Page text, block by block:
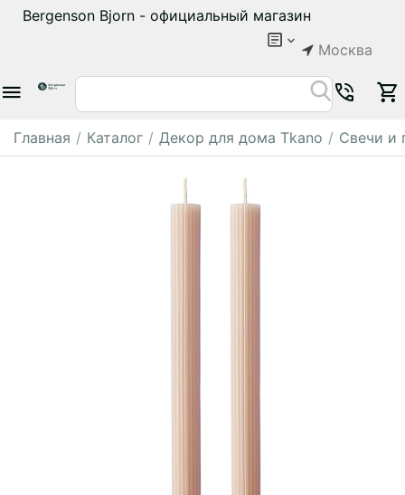
Bergenson Bjorn - официальный магазин
Москва
Главная / Каталог / Декор для дома Tkano / Свечи и